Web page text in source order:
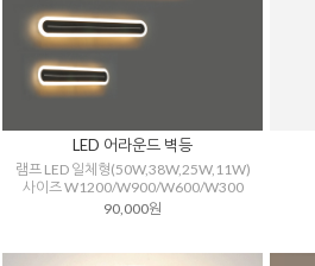
LED 어라운드 벽등
램프 LED 일체형(50W,38W,25W,11W)
사이즈 W1200/W900/W600/W300
90,000원